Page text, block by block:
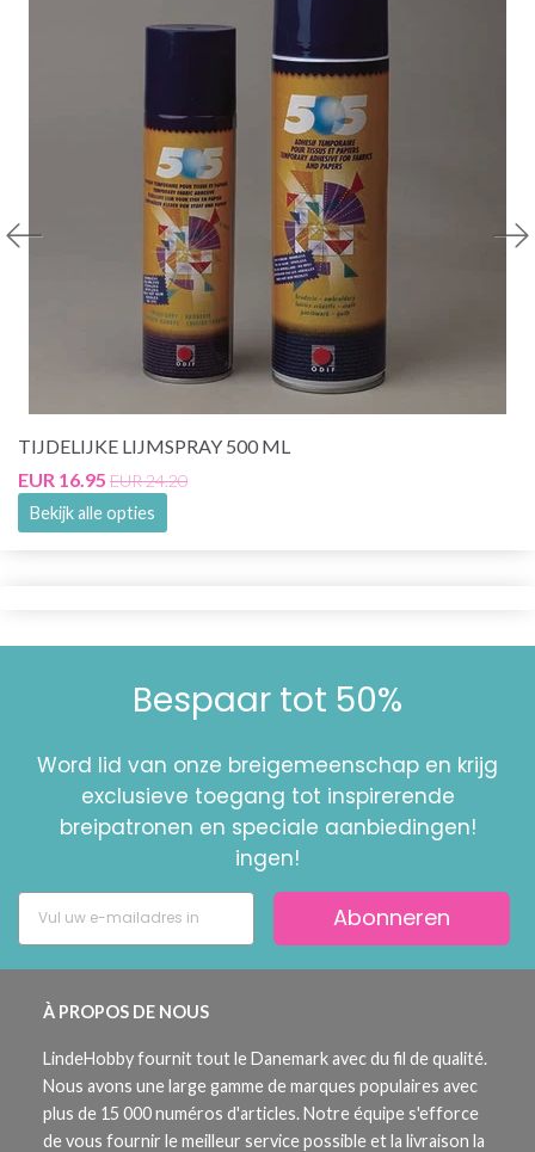
TIJDELIJKE LIJMSPRAY 500 ML
EUR 16.95 EUR 24.20
Bekijk alle opties
Bespaar tot 50%
Word lid van onze breigemeenschap en krijg
exclusieve toegang tot inspirerende
breipatronen en speciale aanbiedingen!
ingen!
Abonneren
À PROPOS DE NOUS
LindeHobby fournit tout le Danemark avec du fil de qualité.
Nous avons une large gamme de marques populaires avec
plus de 15 000 numéros d'articles. Notre équipe s'efforce
de vous fournir le meilleur service possible et la livraison la